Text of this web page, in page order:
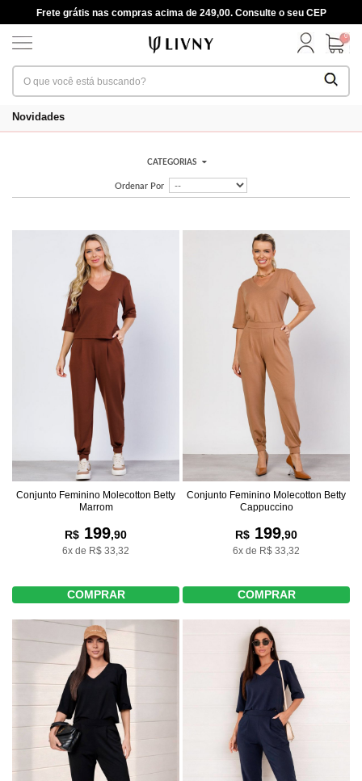
Frete grátis nas compras acima de 249,00. Consulte o seu CEP
0
Novidades
CATEGORIAS
Ordenar Por
Conjunto Feminino Molecotton Betty
Marrom
R$ 199,90
6x de R$ 33,32
COMPRAR
Conjunto Feminino Molecotton Betty
Cappuccino
R$ 199,90
6x de R$ 33,32
COMPRAR